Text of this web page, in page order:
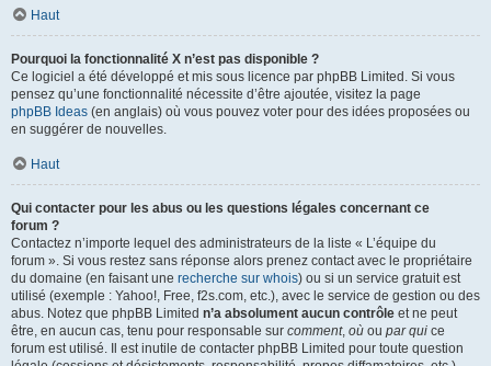
Haut
Pourquoi la fonctionnalité X n’est pas disponible ?
Ce logiciel a été développé et mis sous licence par phpBB Limited. Si vous
pensez qu’une fonctionnalité nécessite d’être ajoutée, visitez la page
phpBB Ideas (en anglais) où vous pouvez voter pour des idées proposées ou
en suggérer de nouvelles.
Haut
Qui contacter pour les abus ou les questions légales concernant ce
forum ?
Contactez n’importe lequel des administrateurs de la liste « L’équipe du
forum ». Si vous restez sans réponse alors prenez contact avec le propriétaire
du domaine (en faisant une recherche sur whois) ou si un service gratuit est
utilisé (exemple : Yahoo!, Free, f2s.com, etc.), avec le service de gestion ou des
abus. Notez que phpBB Limited n’a absolument aucun contrôle et ne peut
être, en aucun cas, tenu pour responsable sur comment, où ou par qui ce
forum est utilisé. Il est inutile de contacter phpBB Limited pour toute question